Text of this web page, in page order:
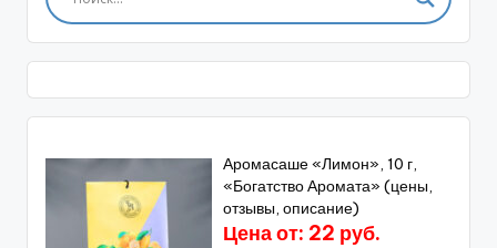
Аромасаше «Лимон», 10 г,
«Богатство Аромата» (цены,
отзывы, описание)
Цена от: 22 руб.